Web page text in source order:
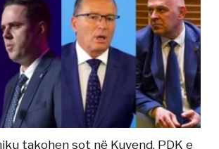
takohen sot në Kuvend, PDK e